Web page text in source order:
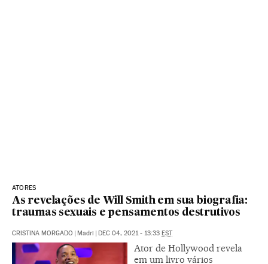
ATORES
As revelações de Will Smith em sua biografia:
traumas sexuais e pensamentos destrutivos
CRISTINA MORGADO Madri DEC 04, 2021 - 13:33 EST
Ator de Hollywood revela
em um livro vários